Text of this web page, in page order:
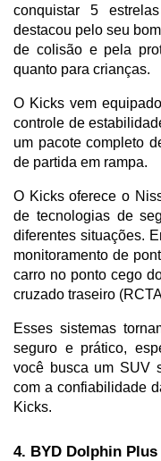
conquistar 5
destacou pelo seu
de colisão e pela
quanto para crianças.
O Kicks vem
controle de
um pacote completo
de partida em rampa.
O Kicks oferece o
de tecnologias de
diferentes situações.
monitoramento de
carro no ponto cego
cruzado traseiro
Esses sistemas
seguro e prático,
você busca um SUV
com a confiabilidade
Kicks.
4. BYD Dolphin Plus